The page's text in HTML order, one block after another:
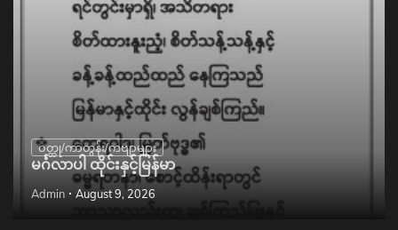
ဝတ္ထု/ကာတွန်း/ကဗျာများ
မင်္ဂလာပါ ထိုင်းနှင့်မြန်မာ
Admin August 9, 2026